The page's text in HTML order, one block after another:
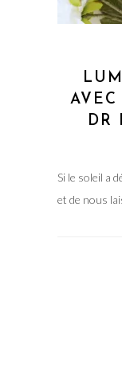
DR
Si le soleil a
et de nous